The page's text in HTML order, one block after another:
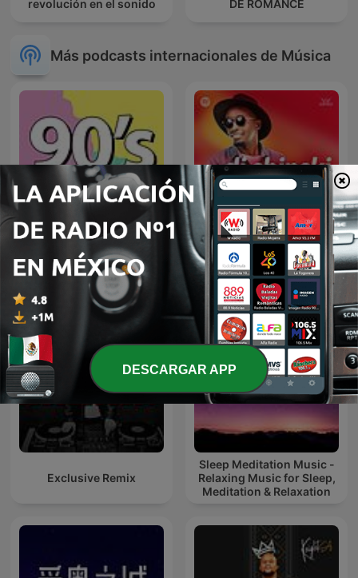
revolución en el sonido DE ROMANCE
Más podcasts internacionales de Música
90's mix Dj Shinski New Mixes
Exclusive Remix
Sleep Meditation Music -
Relaxing Music for Sleep,
Meditation & Relaxation
DESCARGAR APP